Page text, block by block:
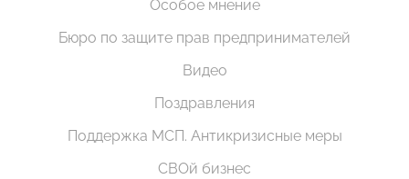
Особое мнение
Бюро по защите прав предпринимателей
Видео
Поздравления
Поддержка МСП. Антикризисные меры
СВОй бизнес